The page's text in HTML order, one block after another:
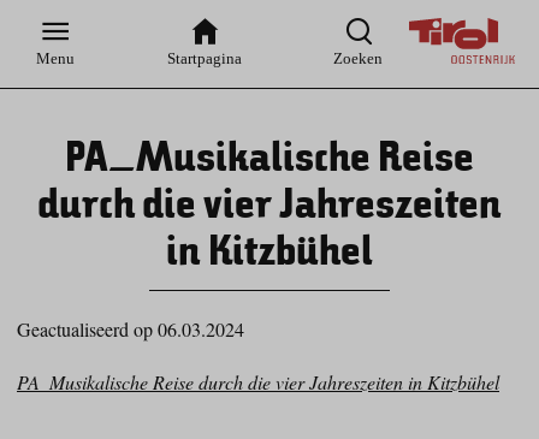
Hauptnavigation
Inhaltsbereich
Menu Startpagina Zoeken
PA_Musikalische Reise
durch die vier Jahreszeiten
in Kitzbühel
Geactualiseerd op 06.03.2024
PA_Musikalische Reise durch die vier Jahreszeiten in Kitzbühel